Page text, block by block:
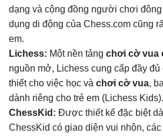
dạng và cộng đồng người chơi
dụng di động của Chess.com cũng
em.
Lichess: Một nền tảng chơi cờ vua
nguồn mở, Lichess cung cấp đầy đủ
thiết cho việc học và chơi cờ vua,
dành riêng cho trẻ em (Lichess Kids).
ChessKid: Được thiết kế đặc biệt
ChessKid có giao diện vui nhộn,